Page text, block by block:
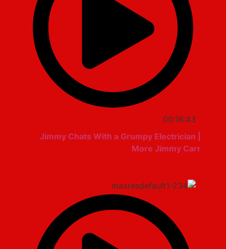
00:16:43
Jimmy Chats With a Grumpy Electrician |
More Jimmy Carr